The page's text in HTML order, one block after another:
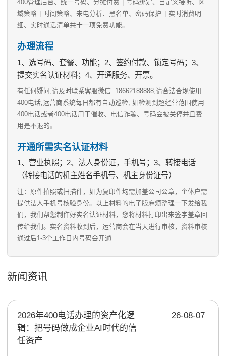
400管理后台、统一号码、分摊付费
号码绑定、自定义接听、区
域策略
时间策略、来电分析、黑名单、密码保护
实时消费明
细、实时通话清单共十一项免费功能。
办理流程
1、选号码、套餐、功能；2、签约付款、锁定号码；3、
提交实名认证材料；4、开通服务、开票。
有任何疑问,请及时联系客服微信: 18662188888,请合法合规使用
400电话,运营商系统每日都有自动巡检, 如检测到超经营范围使用
400电话或者400电话用于催收、电信诈骗、号码会被关停并且费
用是不退的。
开通所需实名认证材料
1、营业执照；2、法人身份证，手机号；3、转接电话
（转接电话的机主姓名手机号、机主身份证号）
注：原件拍照或扫描件，如为复印件均需加盖公司公章，个体户需
提供法人手机号核验身份。以上材料的电子版麻烦整理一下发给我
们，我们帮您制作好实名认证材料，您将材料打印出来签字盖章回
传给我们。实名资料收到后，运营商会在当天进行审核，资料审核
通过后1-3个工作日内号码会开通
新闻资讯
2026年400电话办理的资产化逻
辑：把号码做成企业AI时代的信
任资产
26-08-07